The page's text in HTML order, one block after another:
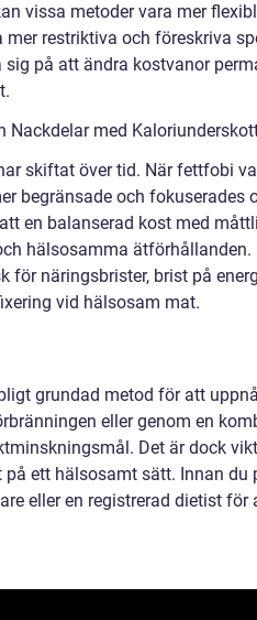
vissa metoder vara mer
restriktiva och föreskriva
på att ändra kostvanor
Nackdelar med
skiftat över tid. När fettfobi
begränsade och
en balanserad kost med
hälsosamma ätförhållanden.
för näringsbrister, brist på
vid hälsosam mat.
grundad metod för att
eller genom en
Det är dock
ett hälsosamt sätt. Innan
eller en registrerad dietist